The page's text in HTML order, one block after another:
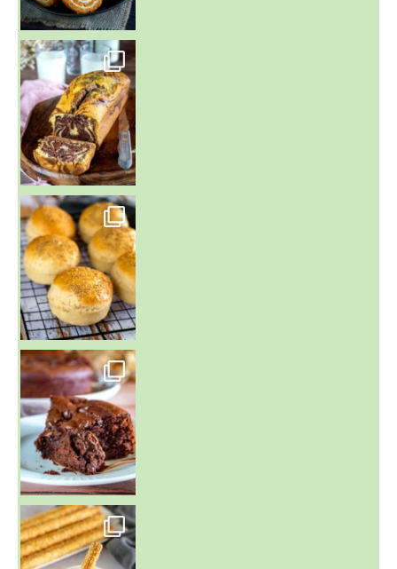
~ BUNS MAISON ~
Un peu de boulange par ici au
~ GÂTEAU FONDANT CHOCO NOISETTE ~
C'est lundi